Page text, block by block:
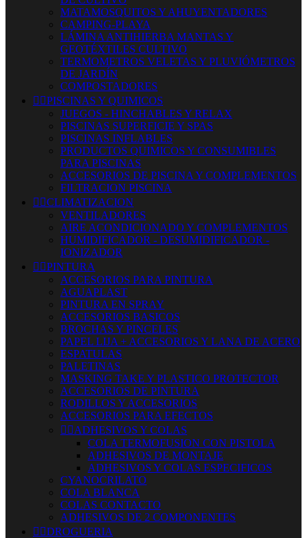
MATAMOSQUITOS Y AHUYENTADORES
CAMPING-PLAYA
LÁMINA ANTIHIERBA MANTAS Y
GEOTÉXTILES CULTIVO
TERMOMETROS VELETAS Y PLUVIÓMETROS
DE JARDÍN
COMPOSTADORES
 PISCINAS Y QUIMICOS
JUEGOS - HINCHABLES Y RELAX
PISCINAS SUPERFICIE Y SPAS
PISCINAS INFLABLES
PRODUCTOS QUIMICOS Y CONSUMIBLES
PARA PISCINAS
ACCESORIOS DE PISCINA Y COMPLEMENTOS
FILTRACION PISCINA
 CLIMATIZACION
VENTILADORES
AIRE ACONDICIONADO Y COMPLEMENTOS
HUMIDIFICADOR - DESUMIDIFICADOR -
IONIZADOR
 PINTURA
ACCESORIOS PARA PINTURA
AGUAPLAST
PINTURA EN SPRAY
ACCESORIOS BASICOS
BROCHAS Y PINCELES
PAPEL LIJA + ACCESORIOS Y LANA DE ACERO
ESPATULAS
PALETINAS
MASKING TAKE Y PLASTICO PROTECTOR
ACCESORIOS DE PINTURA
RODILLOS Y ACCESORIOS
ACCESORIOS PARA EFECTOS
 ADHESIVOS Y COLAS
COLA TERMOFUSION CON PISTOLA
ADHESIVOS DE MONTAJE
ADHESIVOS Y COLAS ESPECIFICOS
CYANOCRILATO
COLA BLANCA
COLAS CONTACTO
ADHESIVOS DE 2 COMPONENTES
 DROGUERIA